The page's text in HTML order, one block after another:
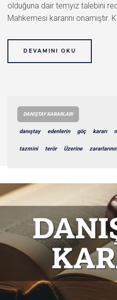
olduğuna dair temyiz talebini
Mahkemesi kararını onamıştır.
DEVAMINI OKU
DANIŞTAY KARARLARI
danıştay edenlerin göç kararı
tazmini terör Üzerine zararlarının